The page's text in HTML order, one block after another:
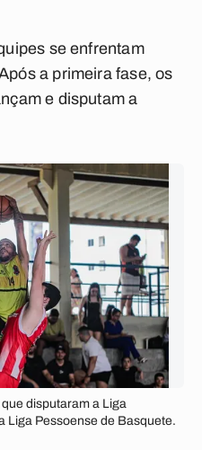
se enfrentam
a primeira fase, os
e disputam a
disputaram a Liga
Liga Pessoense de Basquete.